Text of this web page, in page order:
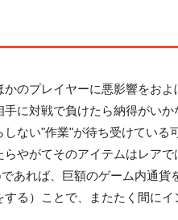
のプレイヤーに悪影響をおよ
に対戦で負けたら納得がいか
ない"作業"が待ち受けている
やがてそのアイテムはレア
あれば、巨額のゲーム内通貨
る）ことで、またたく間にイ